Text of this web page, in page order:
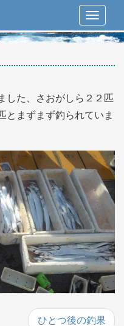
した、さおがしら２２匹
とまずまず釣られていま
ひとつ後の釣果